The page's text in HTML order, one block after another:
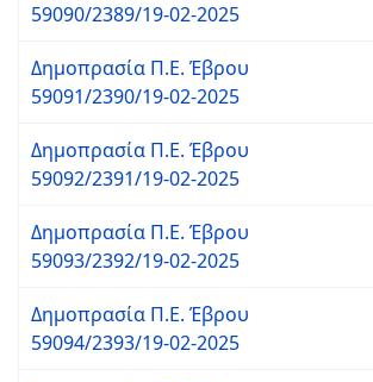
59090/2389/19-02-2025
Δημοπρασία Π.Ε. Έβρου
59091/2390/19-02-2025
Δημοπρασία Π.Ε. Έβρου
59092/2391/19-02-2025
Δημοπρασία Π.Ε. Έβρου
59093/2392/19-02-2025
Δημοπρασία Π.Ε. Έβρου
59094/2393/19-02-2025